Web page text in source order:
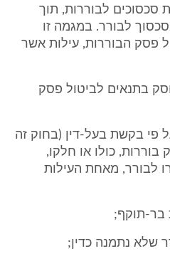
סכסוכים לבוררות, תוך
לבורר. במגמה זו
פסק הבוררות, עילות אשר
עוסק בתנאים לביטול פסק
פי בקשת בעל-דין (בחוק זה
כולו או חלקו,
לבורר, מאחת העילות